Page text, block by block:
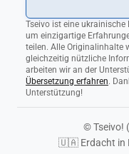
Tseivo ist eine
um einzigartige
teilen. Alle Originalinhalte
gleichzeitig nützliche
arbeiten wir an der
Übersetzung erfahren.
Unterstützung!
© Tseivo!
🇺🇦 Erdacht in